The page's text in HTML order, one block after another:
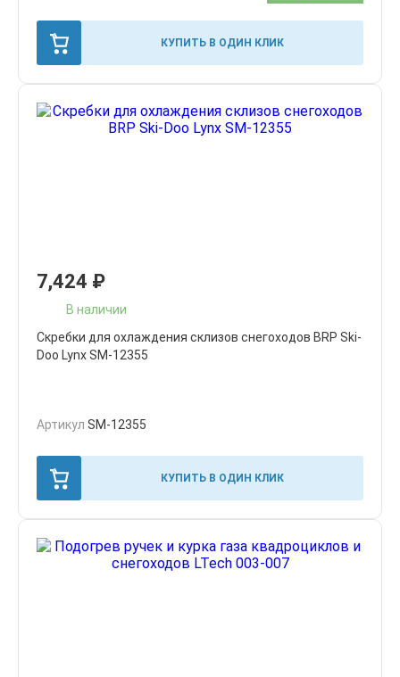
КУПИТЬ В ОДИН КЛИК
7,424 ₽
В наличии
Скребки для охлаждения склизов снегоходов BRP Ski-
Doo Lynx SM-12355
Артикул SM-12355
КУПИТЬ В ОДИН КЛИК